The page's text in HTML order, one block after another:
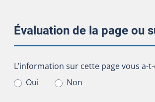
Évaluation de la page ou
L’information sur cette page vous
L’information sur cette page vous a-
Oui
Non